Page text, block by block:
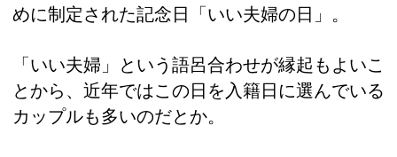
めに制定された記念日「いい夫婦の日」。
「いい夫婦」という語呂合わせが縁起もよいこ
とから、近年ではこの日を入籍日に選んでいる
カップルも多いのだとか。